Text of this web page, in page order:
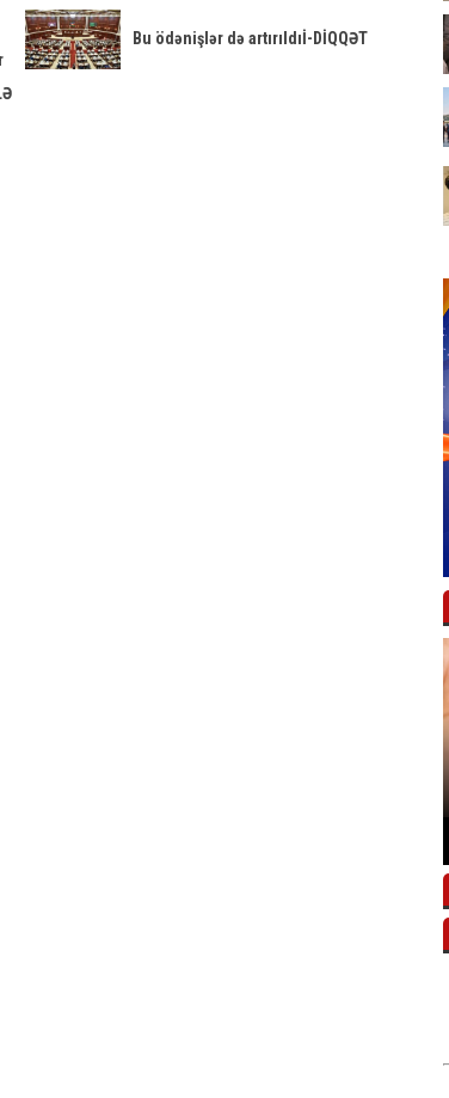
Bu ödənişlər də artırıldıİ-DİQQƏT